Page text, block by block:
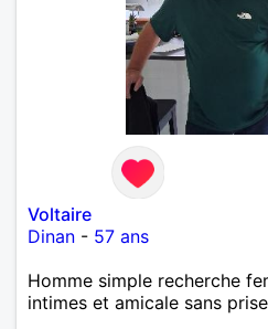
Voltaire
Dinan - 57 ans
Homme simple recherche
intimes et amicale sans